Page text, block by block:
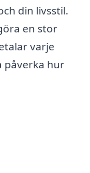
din livsstil.
en stor
varje
påverka hur